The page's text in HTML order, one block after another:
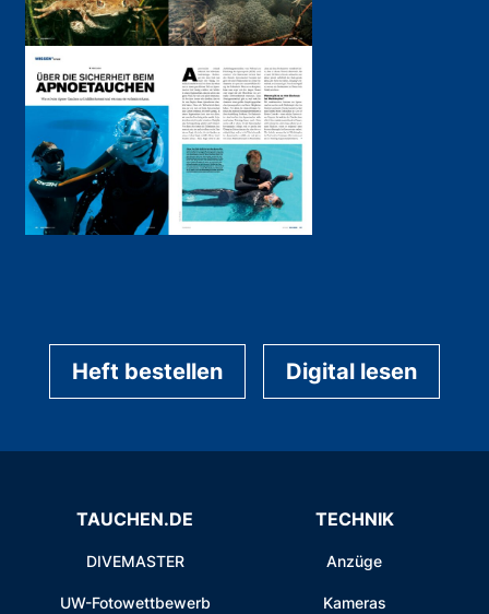
Heft bestellen Digital lesen
TAUCHEN.DE
DIVEMASTER
UW-Fotowettbewerb
TECHNIK
Anzüge
Kameras